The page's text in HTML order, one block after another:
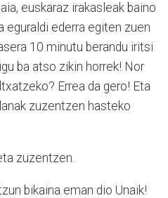
euskaraz irakasleak baino
eguraldi ederra egiten zuen
10 minutu berandu iritsi
ba atso zikin horrek! Nor
Errea da gero! Eta
zuzentzen hasteko
zuzentzen.
bikaina eman dio Unaik!